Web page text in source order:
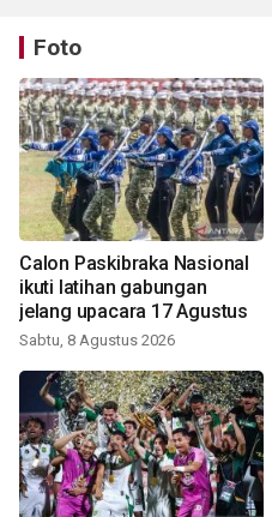
Foto
Calon Paskibraka Nasional
ikuti latihan gabungan
jelang upacara 17 Agustus
Sabtu, 8 Agustus 2026